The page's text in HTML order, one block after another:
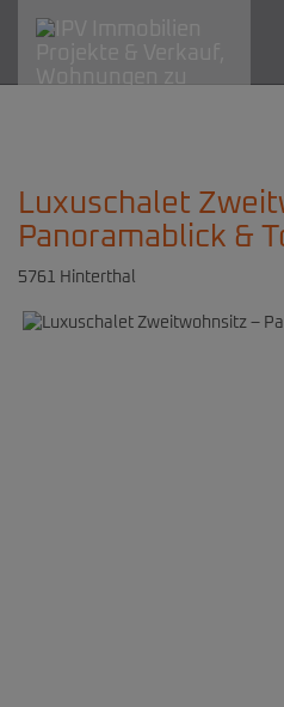
Luxuschalet
Panoramablick &
5761 Hinterthal